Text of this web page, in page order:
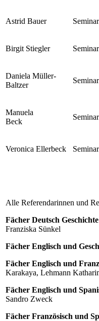
Astrid Bauer
Birgit Stiegler
Daniela Müller-
Baltzer
Manuela
Beck
Veronica Ellerbeck
Alle Referendarinnen und
Fächer Deutsch
Franziska Sünkel
Fächer Englisch und
Fächer Englisch und
Karakaya, Lehmann
Fächer Englisch und
Sandro Zweck
Fächer Französisch und